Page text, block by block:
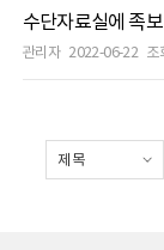
관리자 2022-06-22 조